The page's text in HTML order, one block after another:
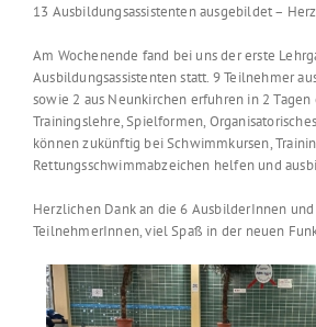
13 Ausbildungsassistenten ausgebildet –
Am Wochenende fand bei uns der erste
Ausbildungsassistenten statt. 9 Teilnehmer
sowie 2 aus Neunkirchen erfuhren in 2
Trainingslehre, Spielformen,
können zukünftig bei Schwimmkursen,
Rettungsschwimmabzeichen helfen und
Herzlichen Dank an die 6 AusbilderInnen
TeilnehmerInnen, viel Spaß in der neuen